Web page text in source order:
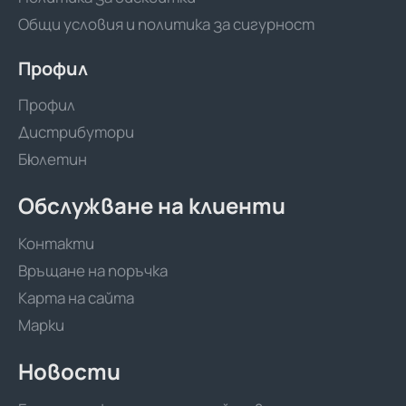
Общи условия и политика за сигурност
Профил
Профил
Дистрибутори
Бюлетин
Обслужване на клиенти
Контакти
Връщане на поръчка
Карта на сайта
Марки
Новости